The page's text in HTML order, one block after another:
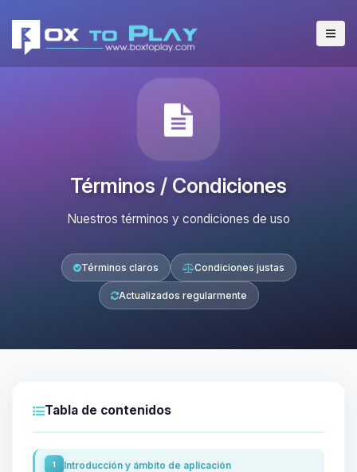
Términos / Condiciones
Nuestros términos y condiciones de uso
Términos claros Condiciones justas
Actualizados regularmente
Tabla de contenidos
1 Introducción y ámbito de aplicación